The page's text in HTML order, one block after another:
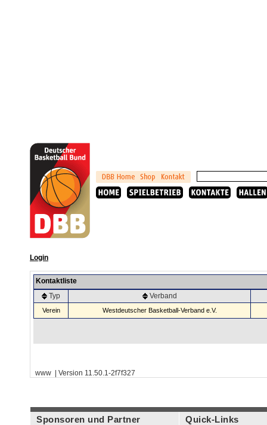
Login
Kontaktliste
Typ
Verband
Verein Westdeutscher Basketball-Verband e.V.
www | Version 11.50.1-2f7f327
Sponsoren und Partner Quick-Links